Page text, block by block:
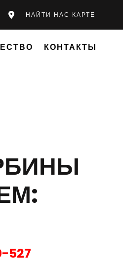
НАЙТИ НАС КАРТЕ
КОНТАКТЫ
527